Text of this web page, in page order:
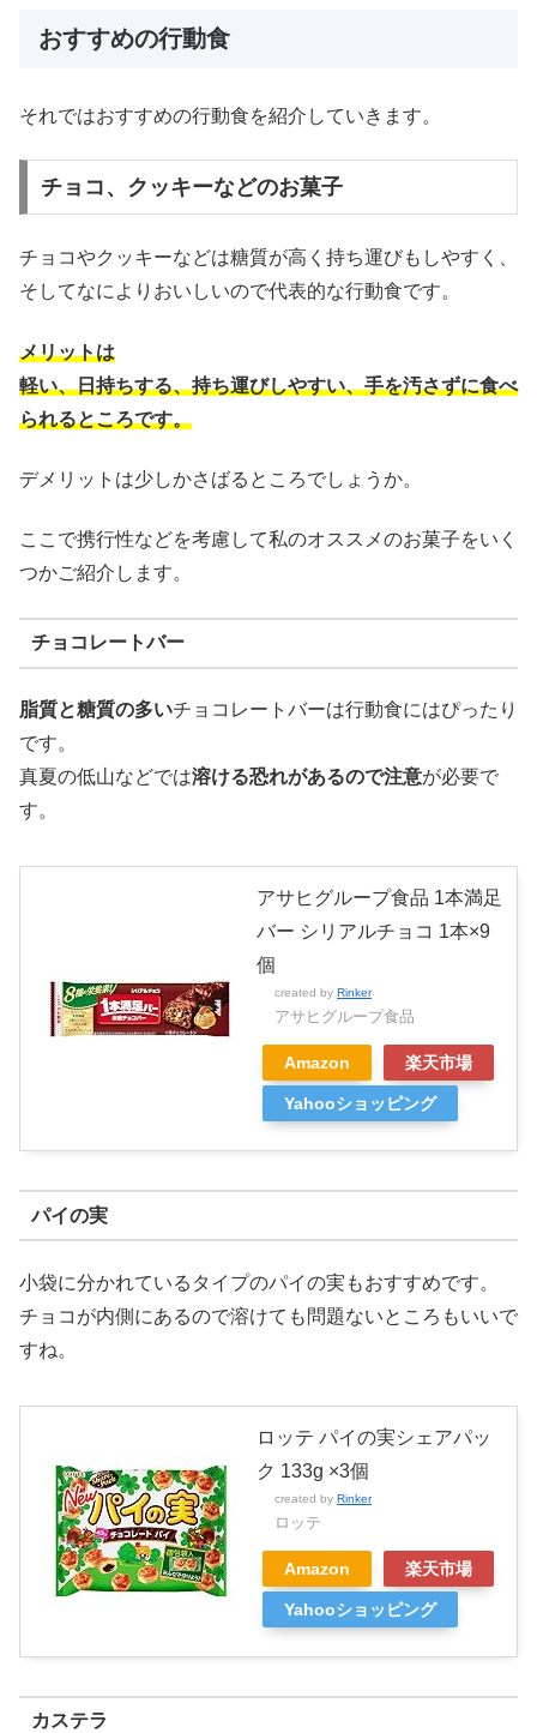
おすすめの行動食
それではおすすめの行動食を紹介していきます。
チョコ、クッキーなどのお菓子
チョコやクッキーなどは糖質が高く持ち運びもしやすく、
そしてなによりおいしいので代表的な行動食です。
メリットは
軽い、日持ちする、持ち運びしやすい、手を汚さずに食べ
られるところです。
デメリットは少しかさばるところでしょうか。
ここで携行性などを考慮して私のオススメのお菓子をいく
つかご紹介します。
チョコレートバー
脂質と糖質の多いチョコレートバーは行動食にはぴったり
です。
真夏の低山などでは溶ける恐れがあるので注意が必要で
す。
アサヒグループ食品 1本満足
バー シリアルチョコ 1本×9
個
created by Rinker
アサヒグループ食品
Amazon 楽天市場
Yahooショッピング
パイの実
小袋に分かれているタイプのパイの実もおすすめです。
チョコが内側にあるので溶けても問題ないところもいいで
すね。
ロッテ パイの実シェアパッ
ク 133g ×3個
created by Rinker
ロッテ
Amazon 楽天市場
Yahooショッピング
カステラ